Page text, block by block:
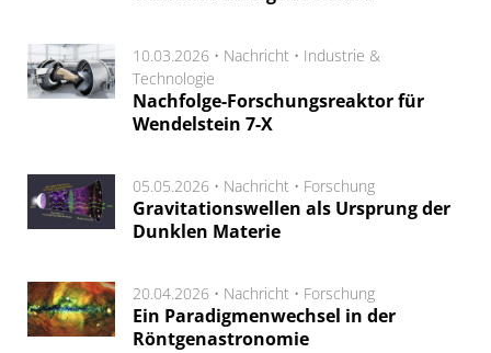
10.03.2026 • Nachricht • Industrie &
Technologie
Nachfolge-Forschungsreaktor für
Wendelstein 7-X
05.05.2026 • Nachricht • Forschung
Gravitationswellen als Ursprung der
Dunklen Materie
20.04.2026 • Nachricht • Forschung
Ein Paradigmenwechsel in der
Röntgenastronomie